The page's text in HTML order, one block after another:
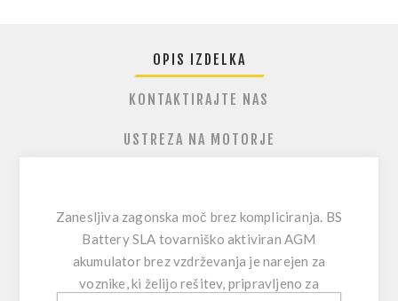
OPIS IZDELKA
KONTAKTIRAJTE NAS
USTREZA NA MOTORJE
Zanesljiva zagonska moč brez kompliciranja. BS
Battery SLA tovarniško aktiviran AGM
akumulator brez vzdrževanja je narejen za
voznike, ki želijo rešitev, pripravljeno za